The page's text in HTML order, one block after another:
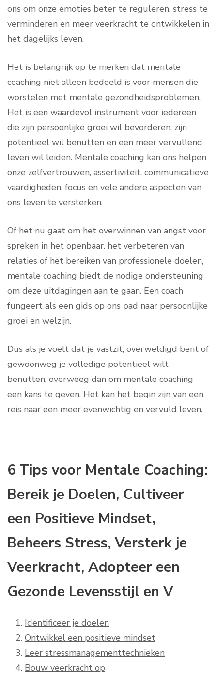
ons om onze emoties beter te reguleren, stress te
verminderen en meer veerkracht te ontwikkelen in
het dagelijks leven.
Het is belangrijk op te merken dat mentale
coaching niet alleen bedoeld is voor mensen die
worstelen met mentale gezondheidsproblemen.
Het is een waardevol instrument voor iedereen
die zijn persoonlijke groei wil bevorderen, zijn
potentieel wil benutten en een meer vervullend
leven wil leiden. Mentale coaching kan ons helpen
onze zelfvertrouwen, assertiviteit, communicatieve
vaardigheden, focus en vele andere aspecten van
ons leven te versterken.
Of het nu gaat om het overwinnen van angst voor
spreken in het openbaar, het verbeteren van
relaties of het bereiken van professionele doelen,
mentale coaching biedt de nodige ondersteuning
om deze uitdagingen aan te gaan. Een coach
fungeert als een gids op ons pad naar persoonlijke
groei en welzijn.
Dus als je voelt dat je vastzit, overweldigd bent of
gewoonweg je volledige potentieel wilt
benutten, overweeg dan om mentale coaching
een kans te geven. Het kan het begin zijn van een
reis naar een meer evenwichtig en vervuld leven.
6 Tips voor Mentale Coaching:
Bereik je Doelen, Cultiveer
een Positieve Mindset,
Beheers Stress, Versterk je
Veerkracht, Adopteer een
Gezonde Levensstijl en V
Identificeer je doelen
Ontwikkel een positieve mindset
Leer stressmanagementtechnieken
Bouw veerkracht op